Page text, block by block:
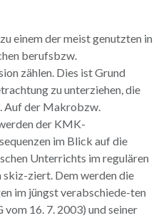
einem der meist genutzten in
berufsbzw.
zählen. Dies ist Grund
zu unterziehen, die
Auf der Makrobzw.
der KMK-
im Blick auf die
Unterrichts im regulären
ziert. Dem werden die
im jüngst verabschiede-ten
16. 7. 2003) und seiner